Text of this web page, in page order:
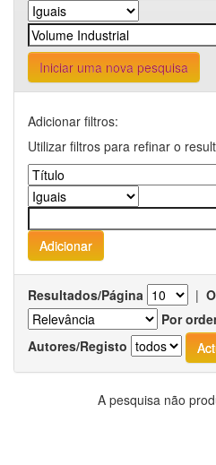
Iniciar uma nova pesquisa
Adicionar filtros:
Utilizar filtros para refinar o
Resultados/Página |
Por
Autores/Registo
A pesquisa não